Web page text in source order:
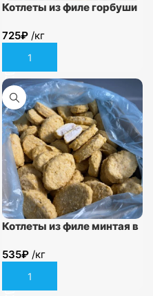
Котлеты из филе горбуши
725₽ /кг
В корзину
Котлеты из филе минтая в
535₽ /кг
В корзину